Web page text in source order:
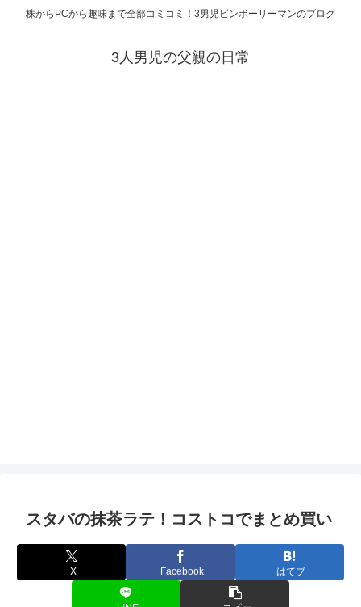
株からPCから趣味まで全部コミコミ！3男児ビンボーリーマンのブログ
3人男児の父親の日常
スタバの抹茶ラテ！コストコでまとめ買い
X Facebook はてブ